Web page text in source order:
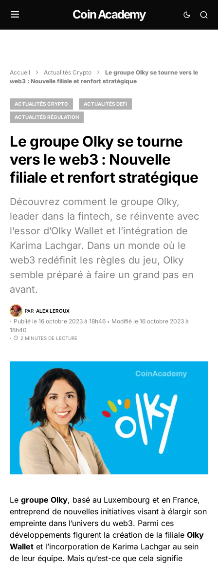
Coin Academy
Accueil Actualités Crypto
Le groupe Olky se tourne vers le
web3 : Nouvelle filiale et renfort stratégique
ACTUALITÉS CRYPTO ACTUALITÉS DEFI
ACTUALITÉS RÉGULATION
Le groupe Olky se tourne
vers le web3 : Nouvelle
filiale et renfort stratégique
Découvrez comment le groupe Olky,
leader dans la fintech, se réinvente avec
l’essor d’Olky Wallet et l’intégration de
Karima Lachgar. Dans un monde où le
web3 redéfinit les règles du jeu, Olky
semble préparé à faire un grand pas en
avant.
PAR ALEX LEROUX
Publié le 16 octobre 2023 à 18h46 • Modifié le 16 octobre 2023 à
18h40
2 MINUTES DE LECTURE
Le groupe Olky, basé au Luxembourg et en France,
entreprend de nouvelles initiatives visant à élargir son
empreinte dans l’univers du web3. Parmi ces
développements figurent la création de la filiale Olky
Wallet et l’incorporation de Karima Lachgar au sein
de leur équipe. Mais qu’est-ce que cela signifie